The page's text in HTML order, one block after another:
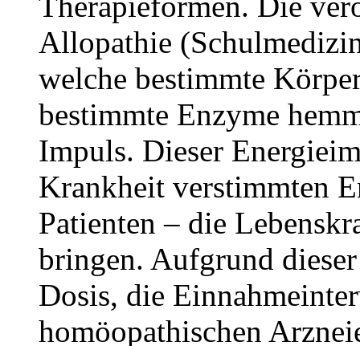
Allopathie
welche bestimmte
bestimmte Enzyme
Impuls. Dieser
Krankheit verstimmten
Patienten – die
bringen. Aufgrund
Dosis, die
homöopathischen